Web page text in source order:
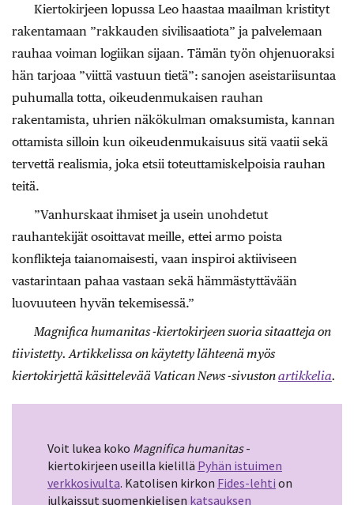
Kiertokirjeen lopussa Leo haastaa maailman kristityt
rakentamaan ”rakkauden sivilisaatiota” ja palvelemaan
rauhaa voiman logiikan sijaan. Tämän työn ohjenuoraksi
hän tarjoaa ”viittä vastuun tietä”: sanojen aseistariisuntaa
puhumalla totta, oikeudenmukaisen rauhan
rakentamista, uhrien näkökulman omaksumista, kannan
ottamista silloin kun oikeudenmukaisuus sitä vaatii sekä
tervettä realismia, joka etsii toteuttamiskelpoisia rauhan
teitä.
”Vanhurskaat ihmiset ja usein unohdetut
rauhantekijät osoittavat meille, ettei armo poista
konflikteja taianomaisesti, vaan inspiroi aktiiviseen
vastarintaan pahaa vastaan sekä hämmästyttävään
luovuuteen hyvän tekemisessä.”
Magnifica humanitas -kiertokirjeen suoria sitaatteja on
tiivistetty. Artikkelissa on käytetty lähteenä myös
kiertokirjettä käsittelevää Vatican News -sivustonartikkelia.
Voit lukea koko Magnifica humanitas-
kiertokirjeen useilla kielillä Pyhän istuimen
verkkosivulta. Katolisen kirkon Fides-lehti on
julkaissut suomenkielisen katsauksen